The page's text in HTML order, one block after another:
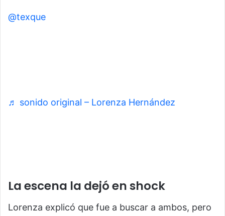
@texque
♬ sonido original – Lorenza Hernández
La escena la dejó en shock
Lorenza explicó que fue a buscar a ambos, pero